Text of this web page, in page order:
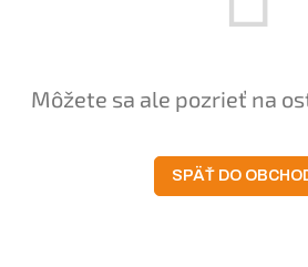
Môžete sa ale pozrieť na
SPÄŤ DO